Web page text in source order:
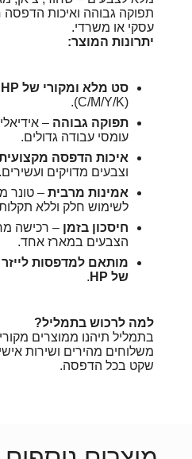
גבוהה ואיכות הדפסה חדה
או משרדי.
המוצר:
סט מלא ומקורי של HP
– שחור
תפוקה גבוהה– אידיאלי
עומסי עבודה גדולים.
איכות הדפסה מקצועית– טקסט
וצבעים מדויקים ועשירים.
אמינות מרבית
לשימוש חלק וללא תקלות.
חיסכון בזמן– רכישה מרוכזת של
הצבעים במארז אחד.
מותאם למדפסות לייזר
לרכוש בתמליל?
תיהנו ממוצרים מקוריים,
מהירים ושירות אישי
בכל הדפסה.